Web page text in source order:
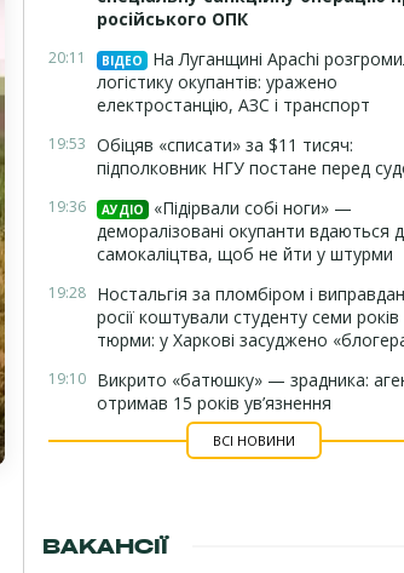
російського ОПК
20:11 ВІДЕО
На Луганщині Apachi
логістику окупантів: уражено
електростанцію, АЗС і транспорт
19:53 Обіцяв «списати» за $11 тисяч:
підполковник НГУ постане перед
19:36 АУДІО
«Підірвали собі ноги» —
деморалізовані окупанти вдаються
самокаліцтва, щоб не йти у штурми
19:28 Ностальгія за пломбіром і
росії коштували студенту семи років
тюрми: у Харкові засуджено
19:10 Викрито «батюшку» — зрадника:
отримав 15 років ув’язнення
ВСІ НОВИНИ
ВАКАНСІЇ